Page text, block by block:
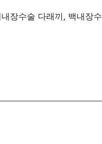
장수술 다래끼, 백내장수